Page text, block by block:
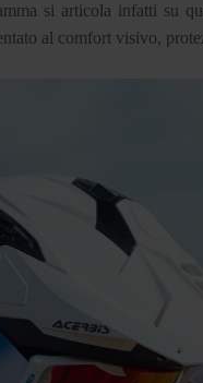
si articola infatti su
al comfort visivo,